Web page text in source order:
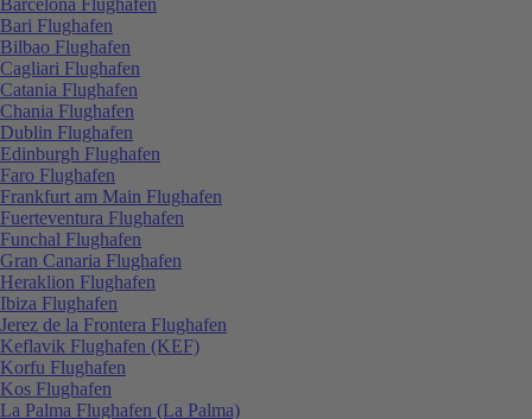
Bari Flughafen
Bilbao Flughafen
Cagliari Flughafen
Catania Flughafen
Chania Flughafen
Dublin Flughafen
Edinburgh Flughafen
Faro Flughafen
Frankfurt am Main Flughafen
Fuerteventura Flughafen
Funchal Flughafen
Gran Canaria Flughafen
Heraklion Flughafen
Ibiza Flughafen
Jerez de la Frontera Flughafen
Keflavik Flughafen (KEF)
Korfu Flughafen
Kos Flughafen
La Palma Flughafen (La Palma)